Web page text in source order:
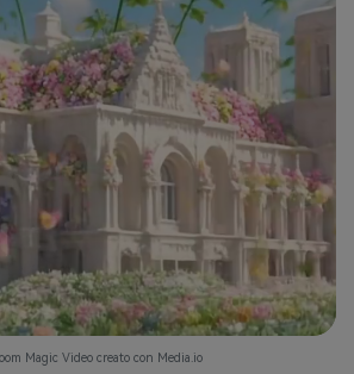
Magic Video creato con Media.io